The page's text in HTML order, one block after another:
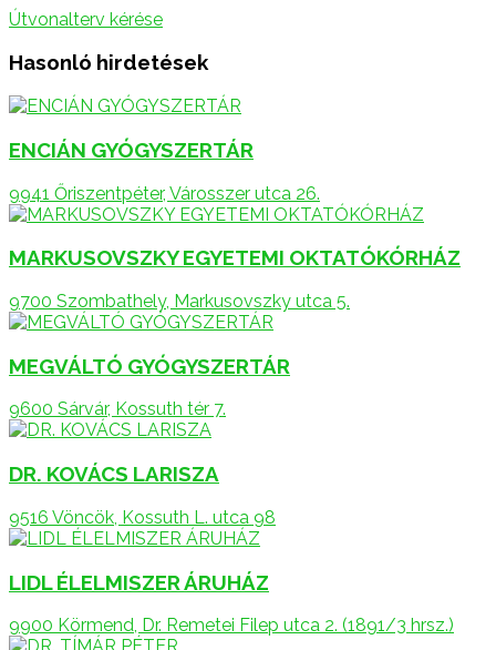
Útvonalterv kérése
Hasonló hirdetések
ENCIÁN GYÓGYSZERTÁR
9941 Őriszentpéter, Városszer utca 26.
MARKUSOVSZKY EGYETEMI OKTATÓKÓRHÁZ
9700 Szombathely, Markusovszky utca 5.
MEGVÁLTÓ GYÓGYSZERTÁR
9600 Sárvár, Kossuth tér 7.
DR. KOVÁCS LARISZA
9516 Vöncök, Kossuth L. utca 98
LIDL ÉLELMISZER ÁRUHÁZ
9900 Körmend, Dr. Remetei Filep utca 2. (1891/3 hrsz.)